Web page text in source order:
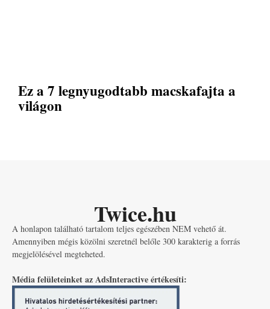
Ez a 7 legnyugodtabb macskafajta a
világon
Twice.hu
A honlapon található tartalom teljes egészében NEM vehető át.
Amennyiben mégis közölni szeretnél belőle 300 karakterig a forrás
megjelölésével megteheted.
Média felületeinket az AdsInteractive értékesíti: